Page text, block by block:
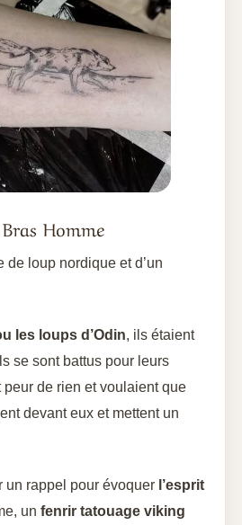
Homme
de loup nordique et d’un
les loups d’Odin, ils étaient
se sont battus pour leurs
peur de rien et voulaient que
devant eux et mettent un
un rappel pour évoquer l’esprit
un fenrir tatouage viking